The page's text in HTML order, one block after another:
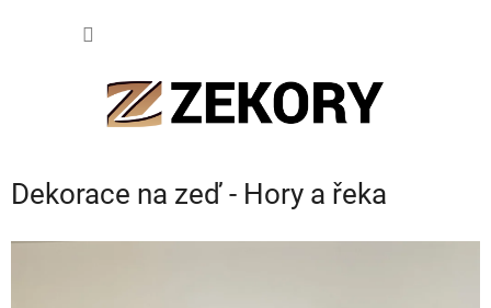
Dekorace na zeď - Hory a řeka